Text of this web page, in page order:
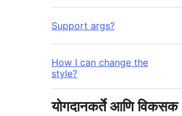
Support args?
How I can change the
style?
योगदानकर्ते आणि विकसक